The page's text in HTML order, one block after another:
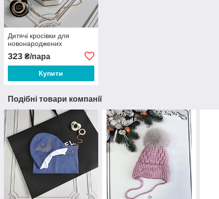
Дитячі кросівки для
новонароджених
323 ₴/пара
Купити
Подібні товари компанії